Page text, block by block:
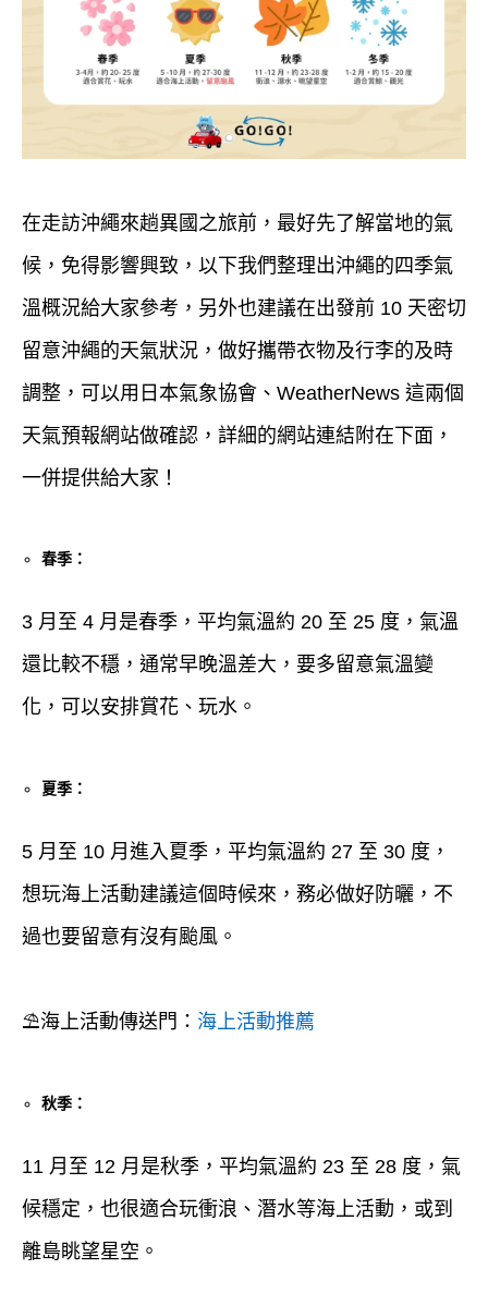
在走訪沖繩來趟異國之旅前，最好先了解當地的氣
候，免得影響興致，以下我們整理出沖繩的四季氣
溫概況給大家參考，另外也建議在出發前 10 天密切
留意沖繩的天氣狀況，做好攜帶衣物及行李的及時
調整，可以用日本氣象協會、WeatherNews 這兩個
天氣預報網站做確認，詳細的網站連結附在下面，
一併提供給大家！
春季：
3 月至 4 月是春季，平均氣溫約 20 至 25 度，氣溫
還比較不穩，通常早晚溫差大，要多留意氣溫變
化，可以安排賞花、玩水。
夏季：
5 月至 10 月進入夏季，平均氣溫約 27 至 30 度，
想玩海上活動建議這個時候來，務必做好防曬，不
過也要留意有沒有颱風。
⛱︎海上活動傳送門： 海上活動推薦
秋季：
11 月至 12 月是秋季，平均氣溫約 23 至 28 度，氣
候穩定，也很適合玩衝浪、潛水等海上活動，或到
離島眺望星空。